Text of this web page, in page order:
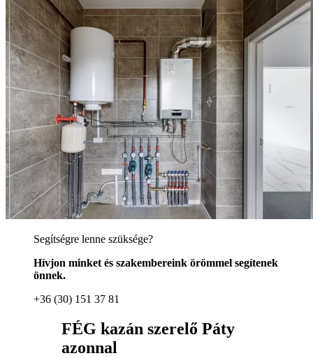
Segítségre lenne szüksége?
Hívjon minket és szakembereink örömmel segítenek
önnek.
+36 (30) 151 37 81
FÉG kazán szerelő Páty
azonnal